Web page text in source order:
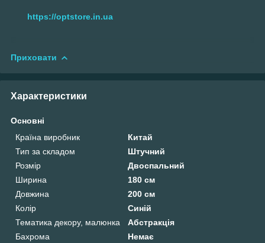
https://optstore.in.ua
Приховати
Характеристики
Основні
Країна виробник
Китай
Тип за складом
Штучний
Розмір
Двоспальний
Ширина
180 см
Довжина
200 см
Колір
Синій
Тематика декору, малюнка
Абстракція
Бахрома
Немає